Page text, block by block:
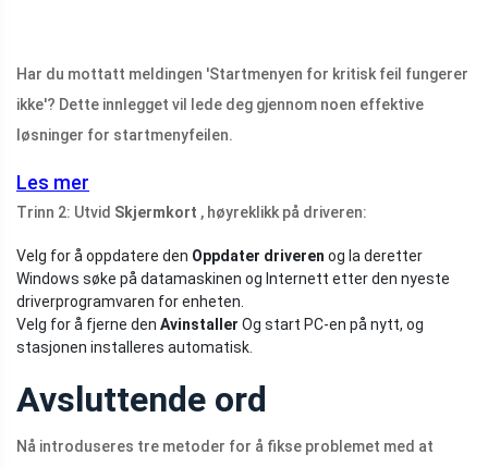
Har du mottatt meldingen 'Startmenyen for kritisk feil fungerer
ikke'? Dette innlegget vil lede deg gjennom noen effektive
løsninger for startmenyfeilen.
Les mer
Trinn 2: Utvid Skjermkort , høyreklikk på driveren:
Velg for å oppdatere den Oppdater driveren og la deretter
Windows søke på datamaskinen og Internett etter den nyeste
driverprogramvaren for enheten.
Velg for å fjerne den Avinstaller Og start PC-en på nytt, og
stasjonen installeres automatisk.
Avsluttende ord
Nå introduseres tre metoder for å fikse problemet med at